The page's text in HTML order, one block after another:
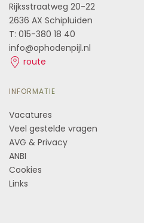
Rijksstraatweg 20-22
2636 AX Schipluiden
T: 015-380 18 40
info@ophodenpijl.nl
route
INFORMATIE
Vacatures
Veel gestelde vragen
AVG & Privacy
ANBI
Cookies
Links